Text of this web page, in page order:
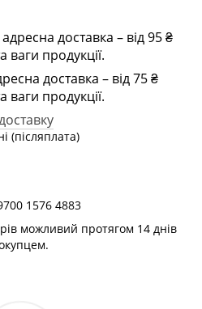
доставка – від 95 ₴
ваги продукції.
доставка – від 75 ₴
ваги продукції.
(післяплата)
1576 4883
можливий протягом 14 днів